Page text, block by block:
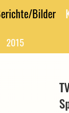
Bilder
2015